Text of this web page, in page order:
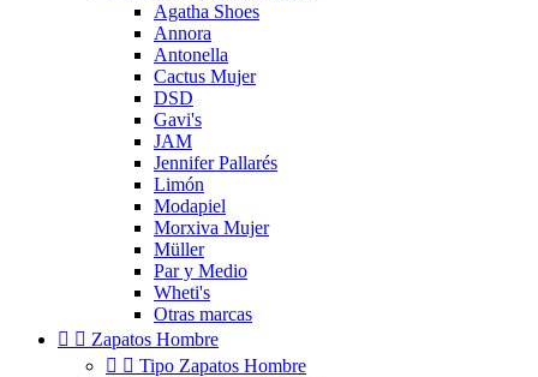
Agatha Shoes
Annora
Antonella
Cactus Mujer
DSD
Gavi's
JAM
Jennifer Pallarés
Limón
Modapiel
Morxiva Mujer
Müller
Par y Medio
Wheti's
Otras marcas
  Zapatos Hombre
  Tipo Zapatos Hombre